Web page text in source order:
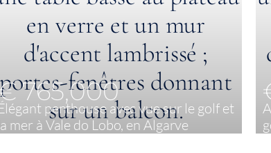
765,000
penthouse avec vue sur le golf et
mer à Vale do Lobo, en Algarve